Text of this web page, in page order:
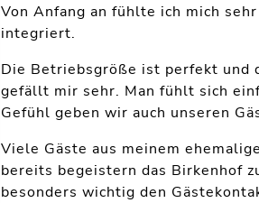
Von Anfang an fühlte ich mich
integriert.
Die Betriebsgröße ist perfekt und
gefällt mir sehr. Man fühlt sich
Gefühl geben wir auch unseren
Viele Gäste aus meinem
bereits begeistern das Birkenhof
besonders wichtig den